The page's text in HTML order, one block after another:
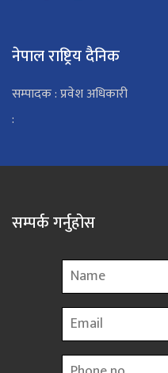
नेपाल राष्ट्रिय दैनिक
सम्पादक : प्रवेश अधिकारी
:
सम्पर्क गर्नुहोस
Name
Email
Phone